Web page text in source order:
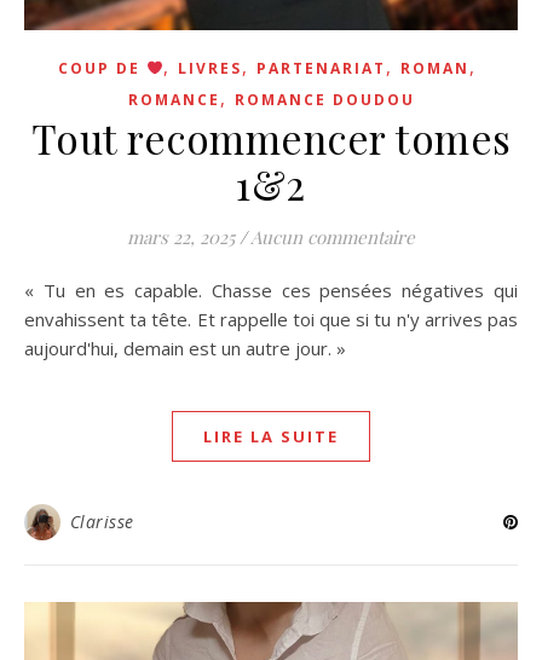
COUP DE , LIVRES, PARTENARIAT , ROMAN ,
ROMANCE , ROMANCE DOUDOU
Tout recommencer tomes
1&2
mars 22, 2025 / Aucun commentaire
« Tu en es capable. Chasse ces pensées négatives qui
envahissent ta tête. Et rappelle toi que si tu n'y arrives pas
aujourd'hui, demain est un autre jour. »
LIRE LA SUITE
Clarisse